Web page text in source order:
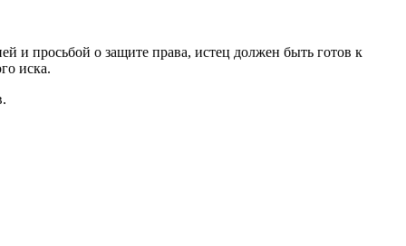
и просьбой о защите права, истец должен быть готов к
иска.